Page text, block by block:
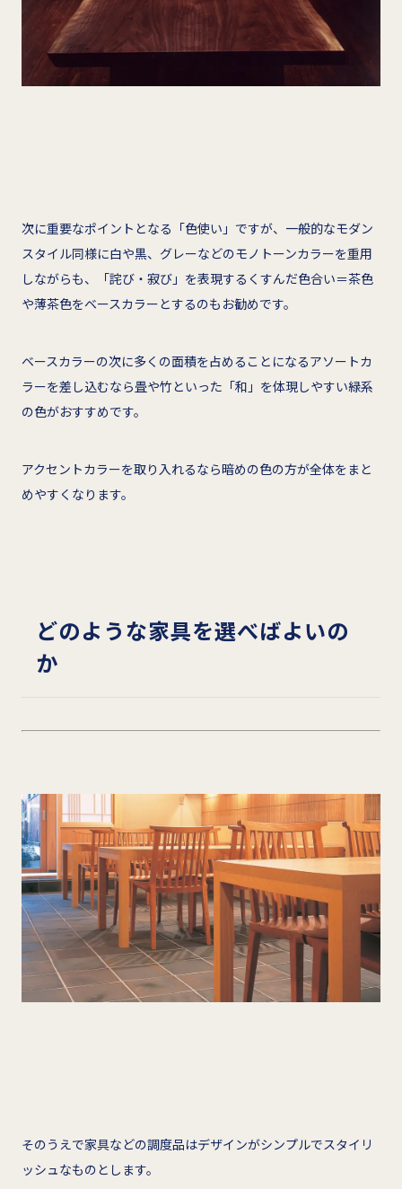
次に重要なポイントとなる「色使い」ですが、一般的なモダン
スタイル同様に白や黒、グレーなどのモノトーンカラーを重用
しながらも、「詫び・寂び」を表現するくすんだ色合い＝茶色
や薄茶色をベースカラーとするのもお勧めです。
ベースカラーの次に多くの面積を占めることになるアソートカ
ラーを差し込むなら畳や竹といった「和」を体現しやすい緑系
の色がおすすめです。
アクセントカラーを取り入れるなら暗めの色の方が全体をまと
めやすくなります。
どのような家具を選べばよいの
か
そのうえで家具などの調度品はデザインがシンプルでスタイリ
ッシュなものとします。